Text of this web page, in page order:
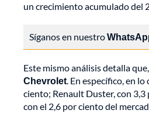
un crecimiento acumulado del
Síganos en nuestro
Este mismo análisis detalla
Chevrolet. En específico, en
ciento; Renault Duster, con
con el 2,6 por ciento del